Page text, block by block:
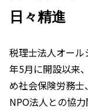
日々精進
税理士法人オー
年5月に開設以来
め社会保険労務
NPO法人との協